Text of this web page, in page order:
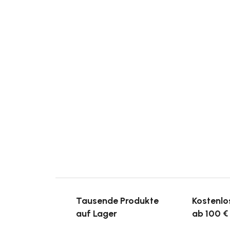
Tausende Produkte
auf Lager
ab 100 €